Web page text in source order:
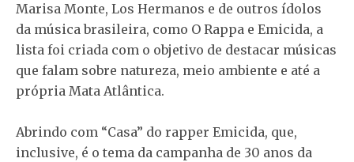
Marisa Monte, Los Hermanos e de outros ídolos
da música brasileira, como O Rappa e Emicida, a
lista foi criada com o objetivo de destacar músicas
que falam sobre natureza, meio ambiente e até a
própria Mata Atlântica.
Abrindo com “Casa” do rapper Emicida, que,
inclusive, é o tema da campanha de 30 anos da